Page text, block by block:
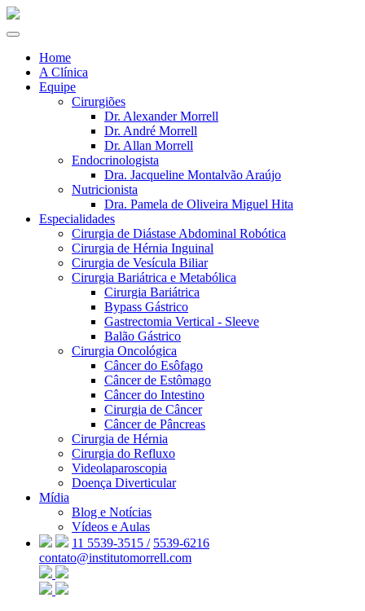
Home
A Clínica
Equipe
Cirurgiões
Dr. Alexander Morrell
Dr. André Morrell
Dr. Allan Morrell
Endocrinologista
Dra. Jacqueline Montalvão Araújo
Nutricionista
Dra. Pamela de Oliveira Miguel Hita
Especialidades
Cirurgia de Diástase Abdominal Robótica
Cirurgia de Hérnia Inguinal
Cirurgia de Vesícula Biliar
Cirurgia Bariátrica e Metabólica
Cirurgia Bariátrica
Bypass Gástrico
Gastrectomia Vertical - Sleeve
Balão Gástrico
Cirurgia Oncológica
Câncer do Esôfago
Câncer de Estômago
Câncer do Intestino
Cirurgia de Câncer
Câncer de Pâncreas
Cirurgia de Hérnia
Cirurgia do Refluxo
Videolaparoscopia
Doença Diverticular
Mídia
Blog e Notícias
Vídeos e Aulas
11 5539-3515 / 5539-6216
contato@institutomorrell.com